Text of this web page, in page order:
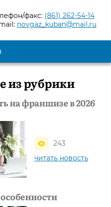
факс: (861) 262-54-14
novgaz_kuban@mail.ru
из рубрики
на франшизе в 2026
243
читать новость